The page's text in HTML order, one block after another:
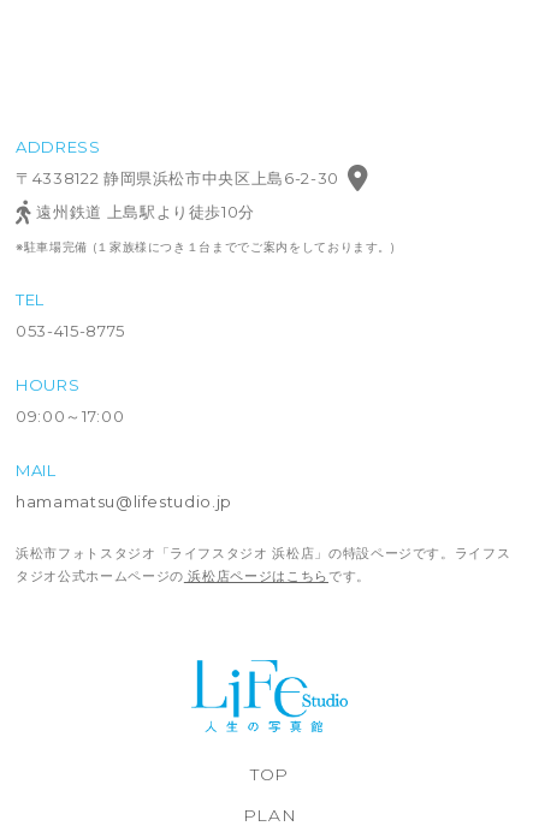
ADDRESS
〒4338122 静岡県浜松市中央区上島6-2-30
遠州鉄道 上島駅より徒歩10分
※駐車場完備 (１家族様につき１台まででご案内をしております。)
TEL
053-415-8775
HOURS
09:00～17:00
MAIL
hamamatsu@lifestudio.jp
浜松市フォトスタジオ「ライフスタジオ 浜松店」の特設ページです。ライフス
タジオ公式ホームページの 浜松店ページはこちら です。
TOP
PLAN